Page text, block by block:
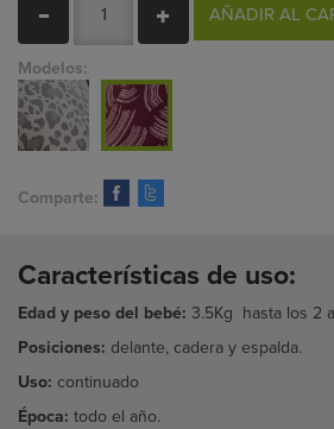
AÑADIR AL
Modelos:
Comparte:
Características de uso:
Edad y peso del bebé: 3.5Kg hasta los 2
Posiciones: delante, cadera y espalda.
Uso: continuado
Época: todo el año.